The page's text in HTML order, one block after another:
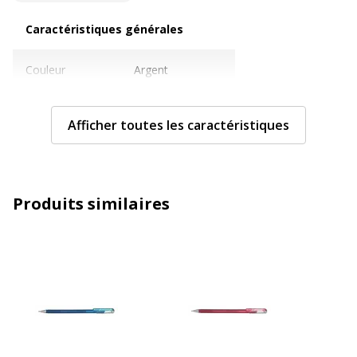
Caractéristiques générales
Couleur Argent
Quantité incluse 1
Afficher toutes les caractéristiques
Produits similaires